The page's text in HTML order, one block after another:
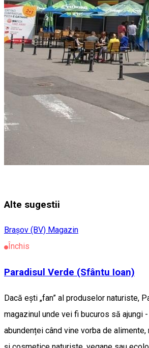
Alte sugestii
Braşov (BV) Magazin
Închis
Paradisul Verde (Sfântu Ioan)
Dacă ești „fan” al produselor naturiste,
magazinul unde vei fi bucuros să ajungi
abundenței când vine vorba de